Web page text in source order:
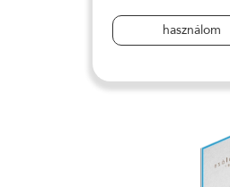
használom